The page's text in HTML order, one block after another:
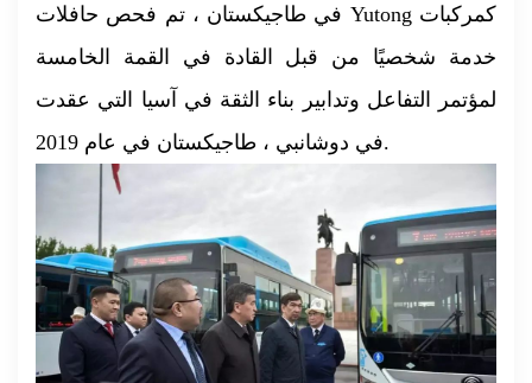
في طاجيكستان ، تم فحص حافلات Yutong كمركبات
خدمة شخصيًا من قبل القادة في القمة الخامسة
لمؤتمر التفاعل وتدابير بناء الثقة في آسيا التي عقدت
في دوشانبي ، طاجيكستان في عام 2019.